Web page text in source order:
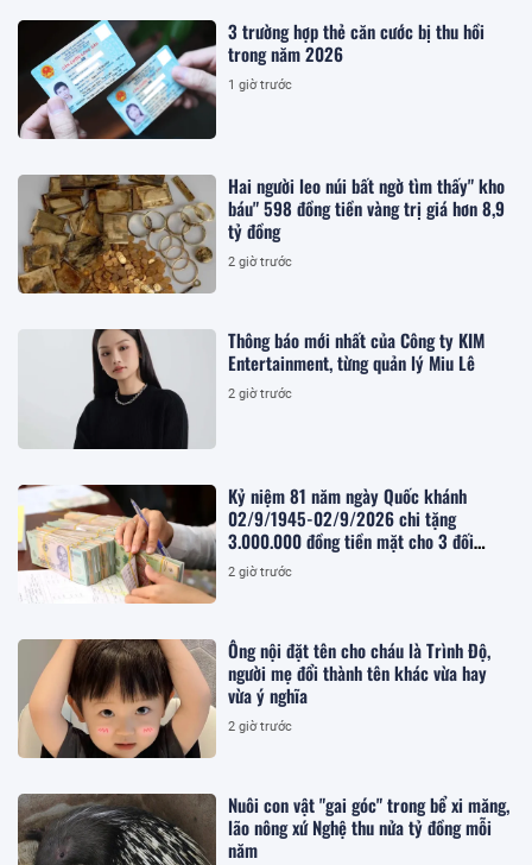
3 trường hợp thẻ căn cước bị thu hồi
trong năm 2026
1 giờ trước
Hai người leo núi bất ngờ tìm thấy" kho
báu" 598 đồng tiền vàng trị giá hơn 8,9
tỷ đồng
2 giờ trước
Thông báo mới nhất của Công ty KIM
Entertainment, từng quản lý Miu Lê
2 giờ trước
Kỷ niệm 81 năm ngày Quốc khánh
02/9/1945-02/9/2026 chi tặng
3.000.000 đồng tiền mặt cho 3 đối
tượng nào theo Kế hoạch 283/KH-
UBND?
2 giờ trước
Ông nội đặt tên cho cháu là Trình Độ,
người mẹ đổi thành tên khác vừa hay
vừa ý nghĩa
2 giờ trước
Nuôi con vật "gai góc" trong bể xi măng,
lão nông xứ Nghệ thu nửa tỷ đồng mỗi
năm